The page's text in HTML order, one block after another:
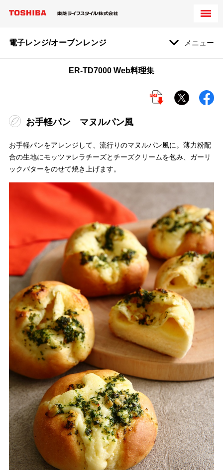
電子レンジ/オーブンレンジ メニュー
ER-TD7000 Web料理集
お手軽パン マヌルパン風
お手軽パンをアレンジして、流行りのマヌルパン風に。薄力粉配
合の生地にモッツァレラチーズとチーズクリームを包み、ガーリ
ックバターをのせて焼き上げます。